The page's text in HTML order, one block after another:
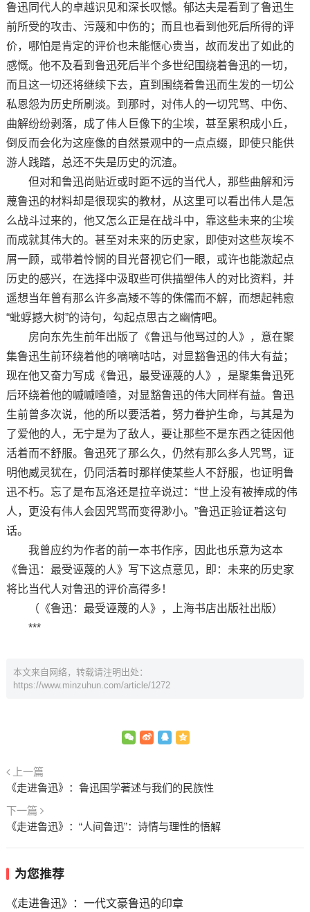
鲁迅同代人的卓越识见和深长叹憾。郁达夫是看到了鲁迅生
前所受的攻击、污蔑和中伤的；而且也看到他死后所得的评
价，哪怕是肯定的评价也未能惬心贵当，故而发出了如此的
感慨。他不及看到鲁迅死后半个多世纪围绕着鲁迅的一切，
而且这一切还将继续下去，直到围绕着鲁迅而生发的一切公
私恩怨为历史所刷淡。到那时，对伟人的一切咒骂、中伤、
曲解纷纷剥落，成了伟人巨像下的尘埃，甚至累积成小丘，
倒反而会化为这座像的自然景观中的一点点缀，即使只能供
游人践踏，总还不失是历史的沉渣。
但对和鲁迅尚贴近或时距不远的当代人，那些曲解和污
蔑鲁迅的材料却是很现实的教材，从这里可以看出伟人是怎
么战斗过来的，他又怎么正是在战斗中，靠这些未来的尘埃
而成就其伟大的。甚至对未来的历史家，即使对这些灰埃不
屑一顾，或带着怜悯的目光督视它们一眼，或许也能激起点
历史的感兴，在选择中汲取些可供描塑伟人的对比资料，并
遥想当年曾有那么许多高矮不等的侏儒而不解，而想起韩愈
“蚍蜉撼大树”的诗句，勾起点思古之幽情吧。
房向东先生前年出版了《鲁迅与他骂过的人》，意在聚
集鲁迅生前环绕着他的嘀嘀咕咕，对显豁鲁迅的伟大有益；
现在他又奋力写成《鲁迅，最受诬蔑的人》，是聚集鲁迅死
后环绕着他的嘁嘁喳喳，对显豁鲁迅的伟大同样有益。鲁迅
生前曾多次说，他的所以要活着，努力眷护生命，与其是为
了爱他的人，无宁是为了敌人，要让那些不是东西之徒因他
活着而不舒服。鲁迅死了那么久，仍然有那么多人咒骂，证
明他威灵犹在，仍同活着时那样使某些人不舒服，也证明鲁
迅不朽。忘了是布瓦洛还是拉辛说过：“世上没有被捧成的伟
人，更没有伟人会因咒骂而变得渺小。”鲁迅正验证着这句
话。
我曾应约为作者的前一本书作序，因此也乐意为这本
《鲁迅：最受诬蔑的人》写下这点意见，即：未来的历史家
将比当代人对鲁迅的评价高得多！
（《鲁迅：最受诬蔑的人》，上海书店出版社出版）
***
本文来自网络，转载请注明出处：
https://www.minzuhun.com/article/1272
上一篇
《走进鲁迅》：鲁迅国学著述与我们的民族性
下一篇
《走进鲁迅》：“人间鲁迅”：诗情与理性的悟解
为您推荐
《走进鲁迅》：一代文豪鲁迅的印章